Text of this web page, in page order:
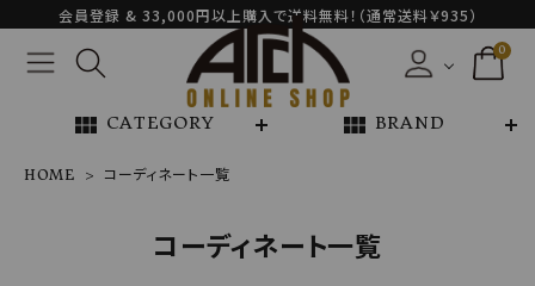
会員登録 & 33,000円以上購入で送料無料！（通常送料￥935）
0
view_module CATEGORY view_module BRAND
NEW ARRIVAL
HOME コーディネート一覧
コーディネート一覧